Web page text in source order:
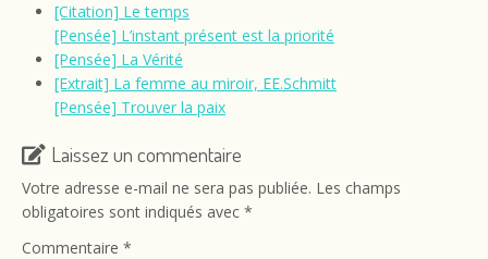
[Citation] Le temps
[Pensée] L’instant présent est la priorité
[Pensée] La Vérité
[Extrait] La femme au miroir, EE.Schmitt
[Pensée] Trouver la paix
Laissez un commentaire
Votre adresse e-mail ne sera pas publiée. Les champs
obligatoires sont indiqués avec *
Commentaire *